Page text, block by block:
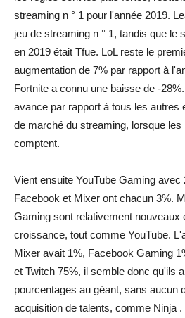
streaming n ° 1 pour l'année 2019.
jeu de streaming n ° 1, tandis que le
en 2019 était Tfue. LoL reste le
augmentation de 7% par rapport à
Fortnite a connu une baisse de -
avance par rapport à tous les autres
de marché du streaming, lorsque les
comptent.
Vient ensuite YouTube Gaming avec
Facebook et Mixer ont chacun 3%.
Gaming sont relativement nouveaux
croissance, tout comme YouTube.
Mixer avait 1%, Facebook Gaming
et Twitch 75%, il semble donc qu'ils
pourcentages au géant, sans aucun
acquisition de talents, comme Ninja .